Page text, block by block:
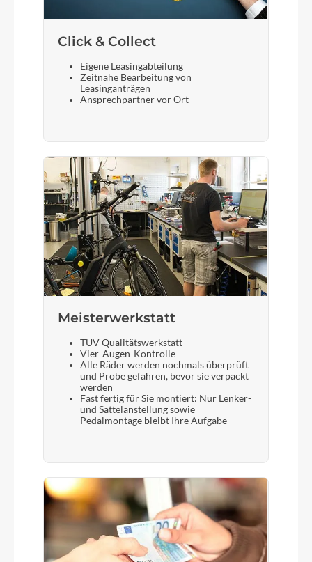
Click & Collect
Eigene Leasingabteilung
Zeitnahe Bearbeitung von
Leasinganträgen
Ansprechpartner vor Ort
Meisterwerkstatt
TÜV Qualitätswerkstatt
Vier-Augen-Kontrolle
Alle Räder werden nochmals überprüft
und Probe gefahren, bevor sie verpackt
werden
Fast fertig für Sie montiert: Nur Lenker-
und Sattelanstellung sowie
Pedalmontage bleibt Ihre Aufgabe